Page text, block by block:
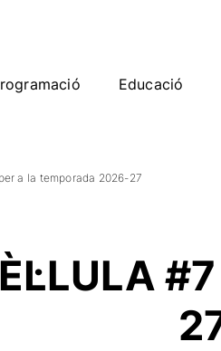
Educació
a la temporada 2026-27